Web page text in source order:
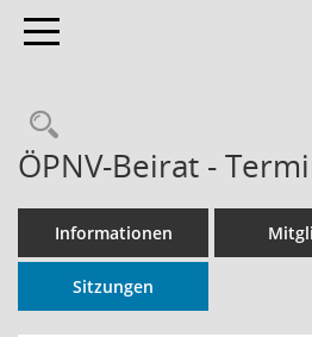
Toggle navigation
Rechercheauswahl
ÖPNV-Beirat -
Informationen
Sitzungen